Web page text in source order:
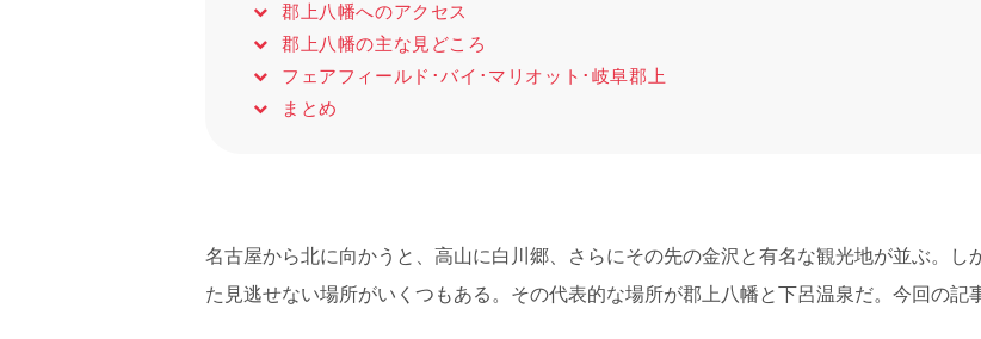
郡上八幡へのアクセス
郡上八幡の主な見どころ
フェアフィールド･バイ･マリオット･岐阜郡上
まとめ
名古屋から北に向かうと、高山に白川郷、さらにその先の金沢と有名な観光地が並ぶ。
た見逃せない場所がいくつもある。その代表的な場所が郡上八幡と下呂温泉だ。今回の記